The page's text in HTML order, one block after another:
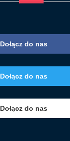
Dołącz do nas
Dołącz do nas
Dołącz do nas